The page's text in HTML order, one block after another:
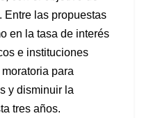
Entre las propuestas
en la tasa de interés
e instituciones
para
y disminuir la
tres años.